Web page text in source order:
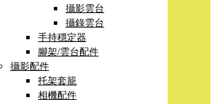
攝影雲台
攝錄雲台
手持穩定器
腳架/雲台配件
攝影配件
托架套籠
相機配件